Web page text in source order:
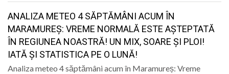
ANALIZA METEO 4 SĂPTĂMÂNI ACUM ÎN
MARAMUREȘ: VREME NORMALĂ ESTE AȘTEPTATĂ
ÎN REGIUNEA NOASTRĂ! UN MIX, SOARE ȘI PLOI!
IATĂ ȘI STATISTICA PE O LUNĂ!
Analiza meteo 4 săptămâni acum în Maramureș: Vreme